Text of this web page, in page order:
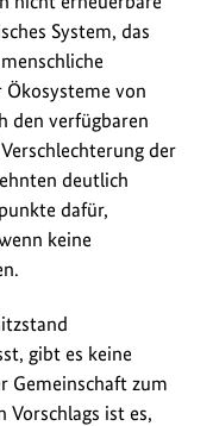
System, das
von
den verfügbaren
der
deutlich
dafür,
keine
gibt es keine
Gemeinschaft zum
Vorschlags ist es,